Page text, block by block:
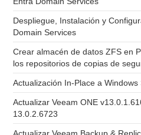
Despliegue, Instalación y
Domain Services
Crear almacén de datos ZFS en
los repositorios de copias de
Actualización In-Place a
Actualizar Veeam ONE
13.0.2.6723